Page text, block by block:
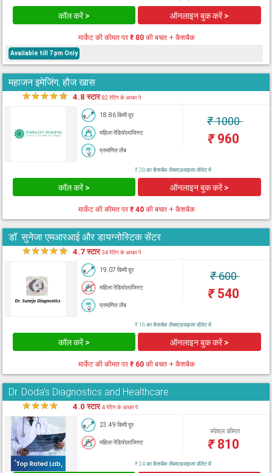
कॉल करें > ऑनलाइन बुक करें >
मार्केट की कीमत पर₹ 80 की बचत + कैशबैक
Available till 7 pm Only
महाजन इमेजिंग, हौज खास
★★★★★ 4.8 स्टार82 रेटिंग के आधार पे
18.86 किमी दूर
महिला रेडियोलाजिस्ट
प्रमाणित लैब
₹1000
₹960
₹ 28 का कैशबैक लैब्सएडवाइजर वॉलेट में
कॉल करें > ऑनलाइन बुक करें >
मार्केट की कीमत पर₹ 40 की बचत + कैशबैक
डॉ. सुनेजा एमआरआई और डायग्नोस्टिक सेंटर
★★★★★ 4.7 स्टार34 रेटिंग के आधार पे
19.07 किमी दूर
महिला रेडियोलाजिस्ट
प्रमाणित लैब
₹600
₹540
₹ 16 का कैशबैक लैब्सएडवाइजर वॉलेट में
कॉल करें > ऑनलाइन बुक करें >
मार्केट की कीमत पर₹ 60 की बचत + कैशबैक
Dr. Doda's Diagnostics and Healthcare
★★★★ 4.0 स्टार4 रेटिंग के आधार पे
23.49 किमी दूर
महिला रेडियोलाजिस्ट
स्पेशल कीमत
₹810
₹ 24 का कैशबैक लैब्सएडवाइजर वॉलेट में